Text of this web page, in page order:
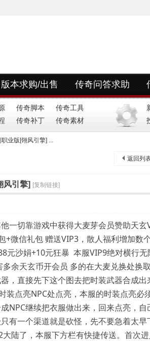
快捷导航
版本求购/出售 传奇问答求助
传奇脚本
传奇工具
传奇补丁 传奇素材
业版[翎风引擎] ...
返回列
风引擎] [复制链接]
一切靠游戏中获得大麦芽会员赞助天
+微信礼包 赠送VIP3，散人福利增加数
元沙娟+10元狂暴 本服VIP9绝对横行
余天玄币开会员 多的在大麦兑换处换
，直接先下这个图去把时装武器合成
装点亮NPC处点亮，本服的时装点亮
NPC继续把衣服做出来，回来点亮，
有一个渠道就是砍怪，先不要急着太
陆了，本服下方栏有快捷传送。首次